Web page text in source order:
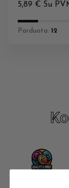
5,89 € Su
Parduota: 12